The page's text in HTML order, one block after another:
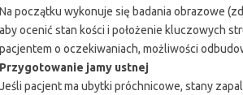
Na początku wykonuje się badania obrazowe
aby ocenić stan kości i położenie kluczowych
pacjentem o oczekiwaniach, możliwości
Przygotowanie jamy ustnej
Jeśli pacjent ma ubytki próchnicowe, stany